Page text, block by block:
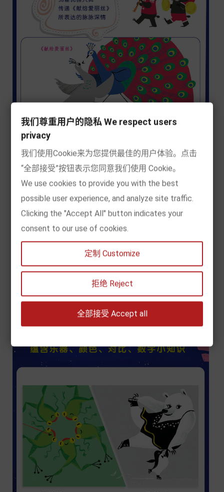
我们尊重用户的隐私 We respect users
privacy
我们使用Cookie来为您提供最佳的用户体验。点击
“全部接受”按钮表示您同意我们使用 Cookie。
We use cookies to provide you with the best
possible user experience, and analyze site traffic.
Clicking the "Accept All" button indicates your
consent to our use of cookies.
定制 Customize
拒绝 Reject
全部接受 Accept all